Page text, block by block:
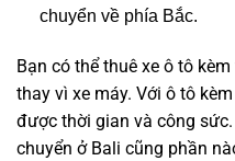
chuyển về phía Bắc.
Bạn có thể thuê xe ô tô
thay vì xe máy. Với ô tô
được thời gian và công
chuyển ở Bali cũng phần